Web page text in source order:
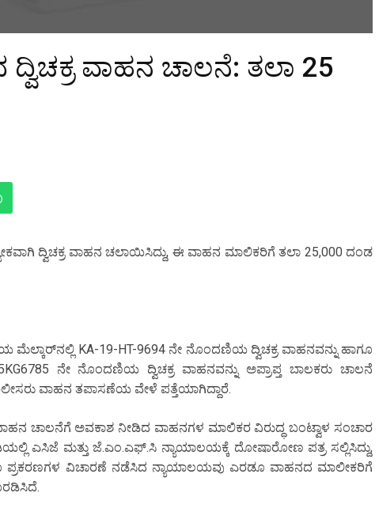
ದ್ವಿಚಕ್ರ ವಾಹನ ಚಾಲನೆ: ತಲಾ 25
ದ್ವಿಚಕ್ರ ವಾಹನ ಚಲಾಯಿಸಿದ್ದು, ಈ ವಾಹನ ಮಾಲಿಕರಿಗೆ ತಲಾ 25,000 ದಂಡ
ಮೆಲ್ಕಾರ್‌ನಲ್ಲಿ KA-19-HT-9694 ನೇ ನೊಂದಣಿಯ ದ್ವಿಚಕ್ರ ವಾಹನವನ್ನು ಹಾಗೂ
ನೇ ನೊಂದಣಿಯ ದ್ವಿಚಕ್ರ ವಾಹನವನ್ನು ಅಪ್ರಾಪ್ತ ಬಾಲಕರು ಚಾಲನೆ
ವಾಹನ ತಪಾಸಣೆಯ ವೇಳೆ ಪತ್ತೆಯಾಗಿದ್ದಾರೆ.
ಚಾಲನೆಗೆ ಅವಕಾಶ ನೀಡಿದ ವಾಹನಗಳ ಮಾಲಿಕರ ವಿರುದ್ಧ ಬಂಟ್ವಾಳ ಸಂಚಾರ
ಎಸಿಜೆ ಮತ್ತು ಜೆ.ಎಂ.ಎಫ್.ಸಿ ನ್ಯಾಯಾಲಯಕ್ಕೆ ದೋಷಾರೋಣ ಪತ್ರ ಸಲ್ಲಿಸಿದ್ದು,
ವಿಚಾರಣೆ ನಡೆಸಿದ ನ್ಯಾಯಾಲಯವು ಎರಡೂ ವಾಹನದ ಮಾಲೀಕರಿಗೆ